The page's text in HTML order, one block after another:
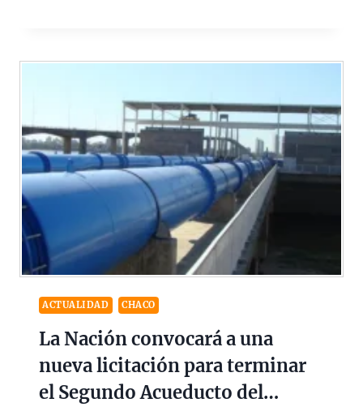
ACTUALIDAD CHACO
La Nación convocará a una
nueva licitación para terminar
el Segundo Acueducto del